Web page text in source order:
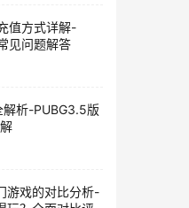
值方式详解-
见问题解答
析-PUBG3.5版
游戏的对比分析-